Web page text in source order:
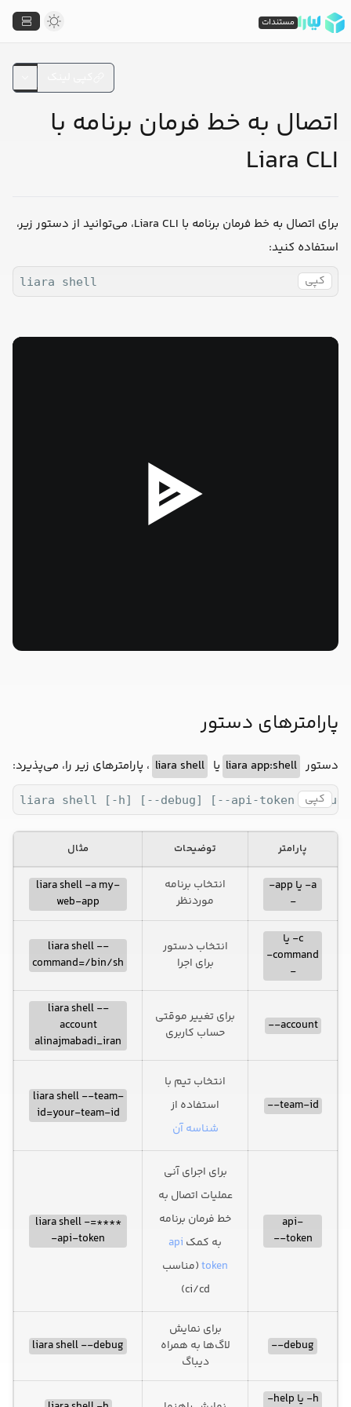
اتصال به خط فرمان برنامه با
Liara CLI
برای اتصال به خط فرمان برنامه با Liara CLI، می‌توانید از دستور زیر،
استفاده کنید:
کپی liara shell
پارامترهای دستور
دستور liara app:shell یا liara shell ، پارامترهای زیر را، می‌پذیرد:
کپی liara shell [-h] [--debug] [--api-token
پارامتر توضیحات مثال
a- یا app-
-
انتخاب برنامه
موردنظر
liara shell -a my-
web-app
c- یا
command-
-
انتخاب دستور
برای اجرا
liara shell --
command=/bin/sh
account--
برای تغییر موقتی
حساب کاربری
liara shell --
account
alinajmabadi_iran
team-id--
انتخاب تیم با
استفاده از
شناسه آن
liara shell --team-
id=your-team-id
api-
token--
برای اجرای آنی
عملیات اتصال به
خط فرمان برنامه
به کمک api
token(مناسب
ci/cd)
****=liara shell -
-api-token
debug--
برای نمایش
لاگ‌ها به همراه
دیباگ
liara shell --debug
h- یا help-
مستندات